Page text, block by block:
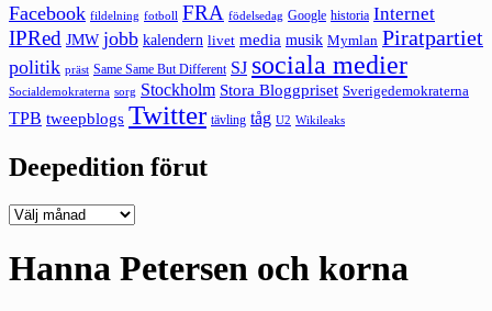
Facebook fildelning fotboll FRA födelsedag Google historia Internet
IPRed JMW jobb kalendern livet media musik Mymlan Piratpartiet
politik präst Same Same But Different SJ sociala medier
Socialdemokraterna sorg Stockholm Stora Bloggpriset Sverigedemokraterna
TPB tweepblogs Twitter tävling tåg U2 Wikileaks
Deepedition förut
Deepedition
Hanna Petersen och korna